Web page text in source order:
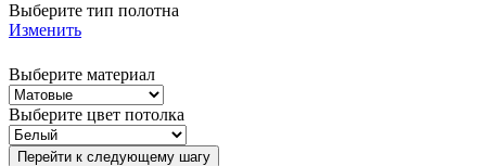
Выберите тип полотна
Изменить
Выберите материал
Выберите цвет потолка
Перейти к следующему шагу